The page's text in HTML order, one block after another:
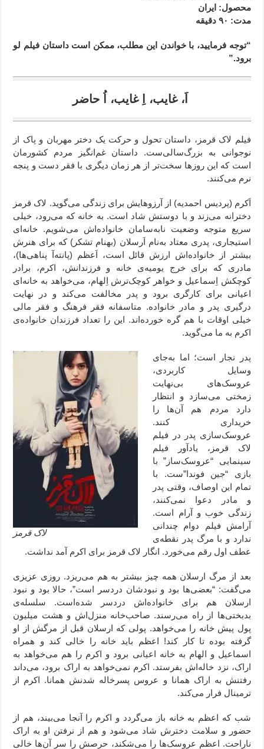
محصول: ایران
مدت: ۹۰ دقیقه
“توجه فرمایید،‌ با خواندن این مطلب، ممکن است داستان فیلم لو
برود.”
فیلم لاک قرمز، داستان تحول و حرکت یک دختر مهربان و پاک از
نوجوانی به بزرگ‌سالی‌ست. داستان غم‌انگیز مردم کشورمان
است که این روزها سخت‌تر از هر زمان دیگری با فقر دست و پنجه
نرم می‌کنند.
اَکرم (پردیس احمدیه) از آرزوهایش برای زندگی می‌گوید. لاک قرمز
دخترانه می‌زند و با دوستش شاد است. به خانه که می‌رود، خیلی
سریع متوجه وضعیت نابه‌سامان خانواده‌اش می‌شویم. خانه‌ای
استیجاری، پدری معتاد به‌نام اَرسلان (بهنام تشکر) که برای هنرش
بیشتر از خانواده‌اش ارزش قائل است،‌ اَعظم (پانته‌آ پناهی‌ها)،
مادری که برای خرج یومیه‌ی خانه و فرزندانش، اکرم، برادر
کوچکش اِسماعیل و خواهر کوچک‌ترش اِلهام، می‌خواهد به خانه‌ای
اعیانی برای کارگری برود و پدر مخالفت می‌کند و در نهایت
درگیری پدر و مادر خانواده. متاسفانه فقر فرهنگ و فقر مالی
خیلی اوقات با هم گره خورده‌اند. این را تعداد فرزندان خانواده‌ی
اکرم به ما می‌گوید.
لاک قرمز
پدر نجار است؛ اما به‌جای
وسایل کاربردی،
عروسک‌های بی‌نهایت
زمختی می‌سازد و انتظار
دارد مردم هم آن‌ها را
خریداری کنند.
عروسک‌سازی پدر در فیلم
لاک قرمز، یادآور فیلم
سینمایی “عروسک‌ساز” با
بازی “جین فوندا”ست. با
تمام این اوصاف، وقتی پدر
و مادر دعوا نمی‌کنند،
زندگی خوب و آرام است.
آرامش فیلم دوام چندانی
ندارد و با مرگ پدر نقطه‌ی
عطف اول رقم می‌خورد. انگار لاک قرمز برای اکرم آمد نداشت.
بعد از مرگ ارسلان همه چیز بیشتر به هم می‌ریزد. روزی عزیزی
می‌گفت: “بعضی‌ها بود و نبودشان دردسر است”، حالا بود و نبود
ارسلان هم برای خانواده‌اش دردسر شده‌است. سلسله‌ی
بدبختی‌ها از راه می‌رسند. صاحب‌خانه منزل‌اش و هشت میلیون
پول پیش خانه را می‌خواهد. پولی که ارسلان قبل از مرگش از او
گرفته بوده تا کار کند! اعظم باید خانه را خالی کند و همراه
اسماعیل و الهام به خانه اعیانی برود و اکرم را هم می‌خواهد به
اراک، نزد خاله‌اش بفرستد. اکرم نمی‌خواهد به اراک برود، می‌داند
رفتنش به اراک همانا و عروس پسرخاله شدنش همانا. اکرم از
ترمینال فرار می‌کند.
شب که اعظم به خانه باز می‌گردد و اکرم را آنجا می‌بیند، هم از
حضور و سلامت دخترش شاد می‌شود و هم از نرفتن او به اراک
ناراحت. اعظم عروسک‌ها را می‌شکند، حرصش را سر آن‌ها خالی